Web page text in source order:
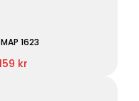
1623
kr